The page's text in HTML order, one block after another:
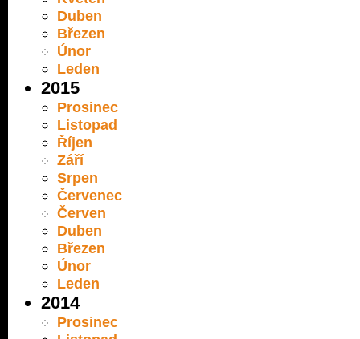
Duben
Březen
Únor
Leden
2015
Prosinec
Listopad
Říjen
Září
Srpen
Červenec
Červen
Duben
Březen
Únor
Leden
2014
Prosinec